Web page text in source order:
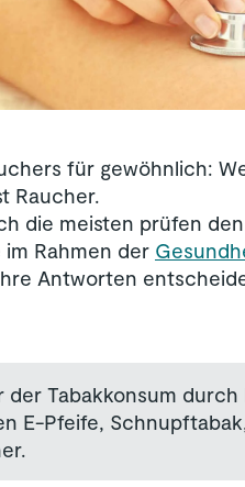
für gewöhnlich:
Raucher.
die meisten prüfen
Rahmen der
Antworten
Tabakkonsum
E-Pfeife,